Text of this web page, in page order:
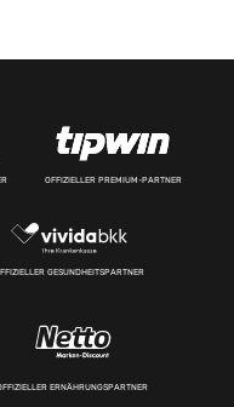
OFFIZIELLER PREMIUM-PARTNER
GESUNDHEITSPARTNER
ERNÄHRUNGSPARTNER